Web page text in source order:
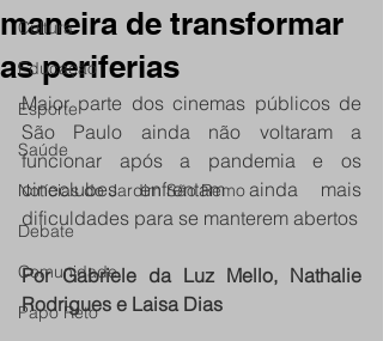
Cultura
Educação
Esporte
Saúde
Notícias do Jardim São Remo
Debate
Comunidade
Papo Reto
maneira de transformar
as periferias
Maior parte dos cinemas públicos de
São Paulo ainda não voltaram a
funcionar após a pandemia e os
cineclubes enfrentam ainda mais
dificuldades para se manterem abertos
Por Gabriele da Luz Mello, Nathalie
Rodrigues e Laisa Dias